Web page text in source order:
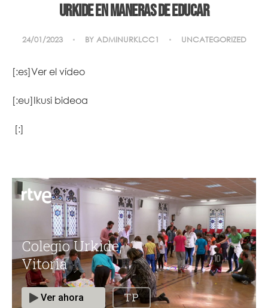
Urkide en Maneras de educar
24/01/2023 BY ADMINURKLCC1 UNCATEGORIZED
[:es]Ver el vídeo
[:eu]Ikusi bideoa
[:]